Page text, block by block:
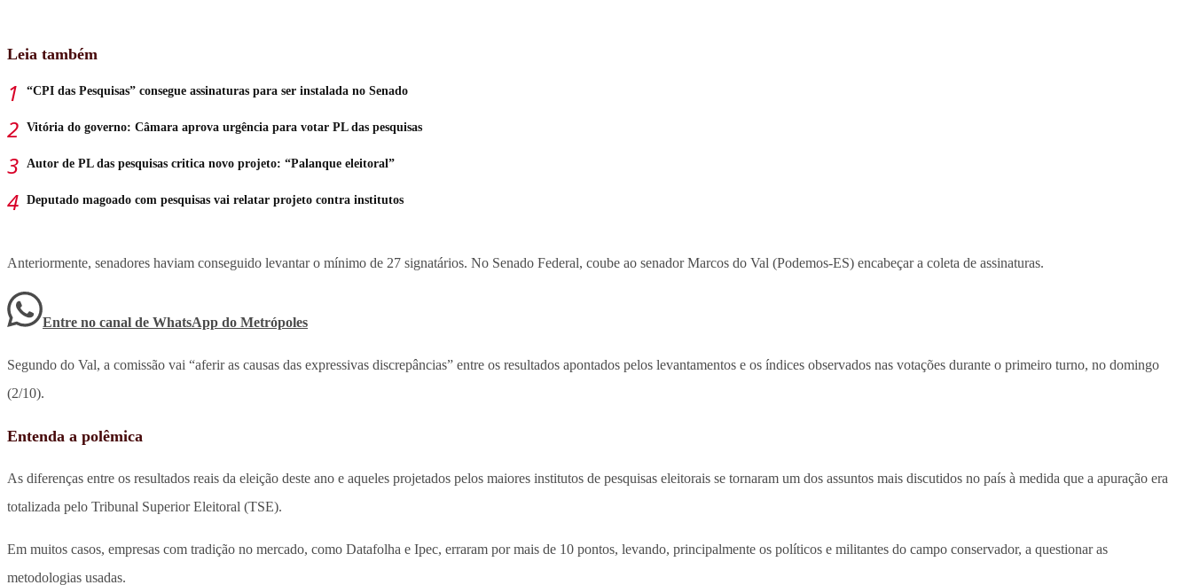
Leia também
“CPI das Pesquisas” consegue assinaturas para ser instalada no Senado
Vitória do governo: Câmara aprova urgência para votar PL das pesquisas
Autor de PL das pesquisas critica novo projeto: “Palanque eleitoral”
Deputado magoado com pesquisas vai relatar projeto contra institutos
Anteriormente, senadores haviam conseguido levantar o mínimo de 27 signatários. No Senado Federal, coube ao senador Marcos do Val (Podemos-ES) encabeçar a coleta de assinaturas.
Entre no canal de WhatsApp do Metrópoles
Segundo do Val, a comissão vai “aferir as causas das expressivas discrepâncias” entre os resultados apontados pelos levantamentos e os índices observados nas votações durante o primeiro turno, no domingo
(2/10).
Entenda a polêmica
As diferenças entre os resultados reais da eleição deste ano e aqueles projetados pelos maiores institutos de pesquisas eleitorais se tornaram um dos assuntos mais discutidos no país à medida que a apuração era
totalizada pelo Tribunal Superior Eleitoral (TSE).
Em muitos casos, empresas com tradição no mercado, como Datafolha e Ipec, erraram por mais de 10 pontos, levando, principalmente os políticos e militantes do campo conservador, a questionar as
metodologias usadas.